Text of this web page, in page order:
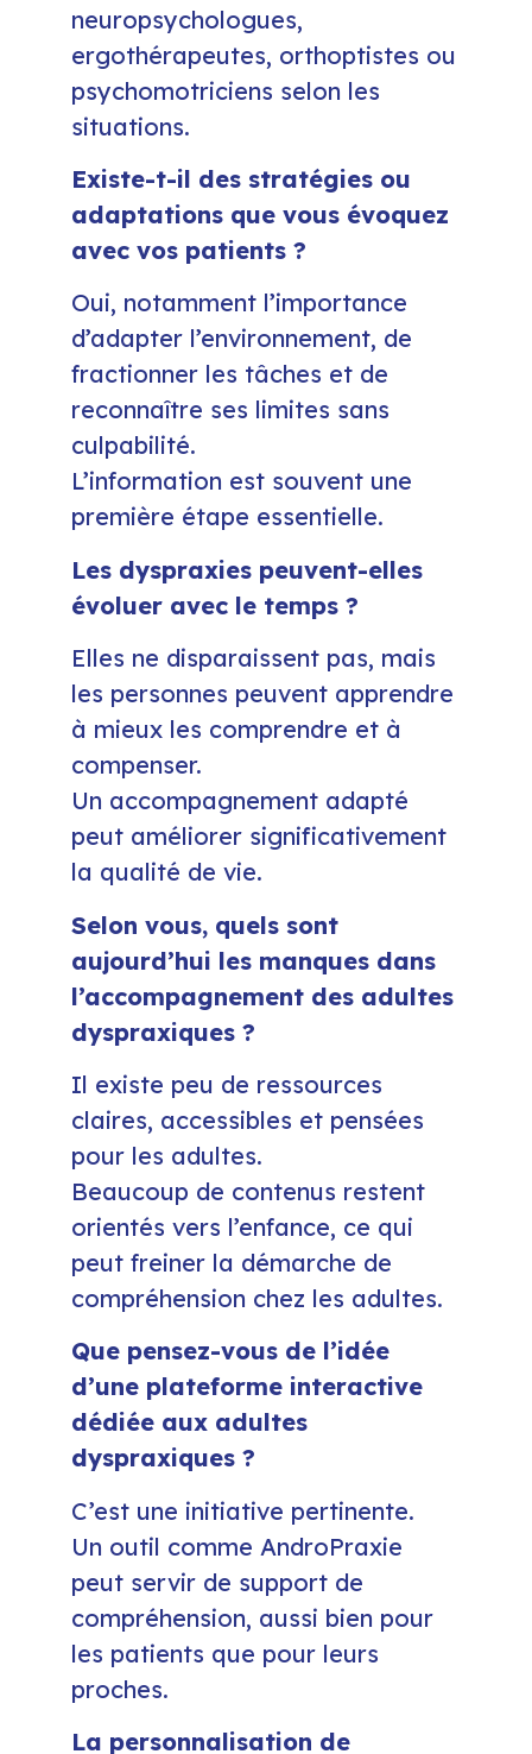
neuropsychologues,
ergothérapeutes, orthoptistes ou
psychomotriciens selon les
situations.
Existe-t-il des stratégies ou
adaptations que vous évoquez
avec vos patients ?
Oui, notamment l’importance
d’adapter l’environnement, de
fractionner les tâches et de
reconnaître ses limites sans
culpabilité.
L’information est souvent une
première étape essentielle.
Les dyspraxies peuvent-elles
évoluer avec le temps ?
Elles ne disparaissent pas, mais
les personnes peuvent apprendre
à mieux les comprendre et à
compenser.
Un accompagnement adapté
peut améliorer significativement
la qualité de vie.
Selon vous, quels sont
aujourd’hui les manques dans
l’accompagnement des adultes
dyspraxiques ?
Il existe peu de ressources
claires, accessibles et pensées
pour les adultes.
Beaucoup de contenus restent
orientés vers l’enfance, ce qui
peut freiner la démarche de
compréhension chez les adultes.
Que pensez-vous de l’idée
d’une plateforme interactive
dédiée aux adultes
dyspraxiques ?
C’est une initiative pertinente.
Un outil comme AndroPraxie
peut servir de support de
compréhension, aussi bien pour
les patients que pour leurs
proches.
La personnalisation de